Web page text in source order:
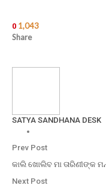
0 1,043
Share
SATYA SANDHANA DESK
Prev Post
କାଲି ଖୋଲିବ ମା ତାରିଣୀଙ୍କ
Next Post